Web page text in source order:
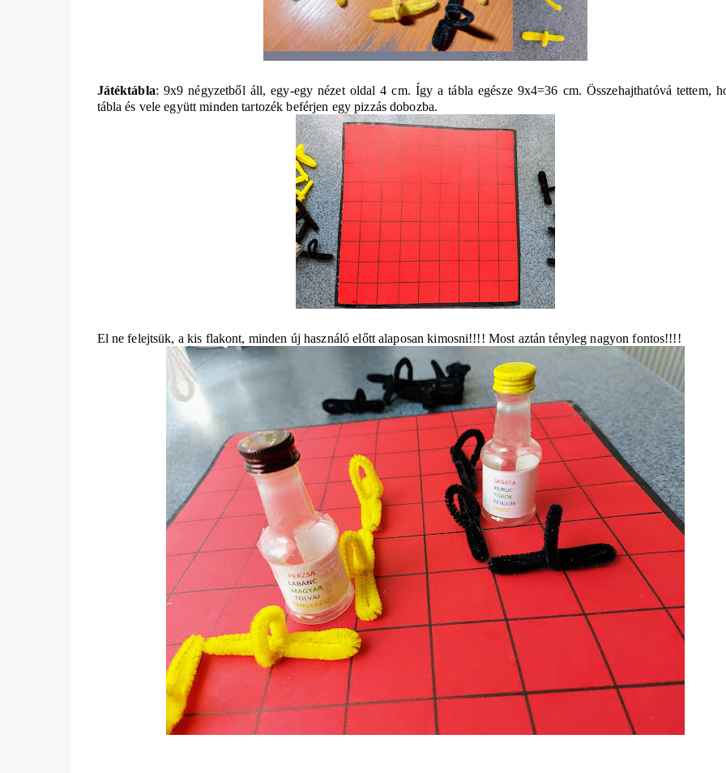
Játéktábla: 9x9 négyzetből áll, egy-egy nézet oldal 4 cm. Így a tábla egésze 9x4=36 cm. Összehajthatóvá tettem,
tábla és vele együtt minden tartozék beférjen egy pizzás dobozba.
El ne felejtsük, a kis flakont, minden új használó előtt alaposan kimosni!!!! Most aztán tényleg nagyon fontos!!!!